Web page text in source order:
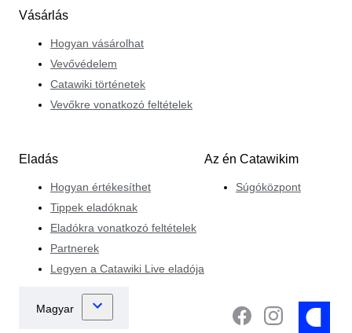
Vásárlás
Hogyan vásárolhat
Vevővédelem
Catawiki történetek
Vevőkre vonatkozó feltételek
Eladás
Hogyan értékesíthet
Tippek eladóknak
Eladókra vonatkozó feltételek
Partnerek
Legyen a Catawiki Live eladója
Az én Catawikim
Súgóközpont